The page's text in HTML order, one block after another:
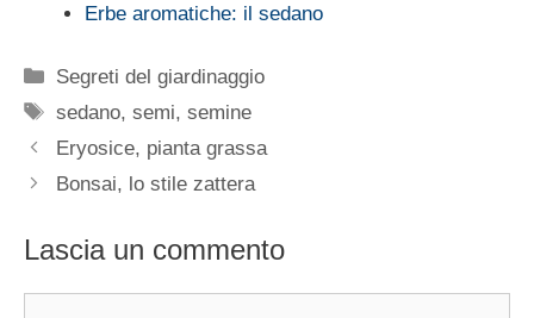
Erbe aromatiche: il sedano
Categorie
Segreti del giardinaggio
Tag
sedano,semi,semine
Eryosice, pianta grassa
Bonsai, lo stile zattera
Lascia un commento